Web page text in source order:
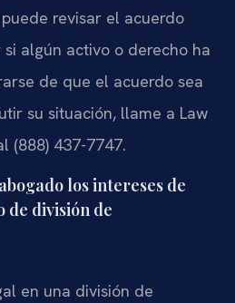
revisar el acuerdo
algún activo o derecho ha
de que el acuerdo sea
su situación, llame a Law
(888) 437-7747.
los intereses de
de división de
en una división de